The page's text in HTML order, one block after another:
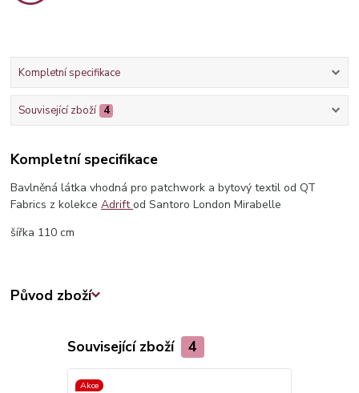
Kompletní specifikace
Související zboží 4
Kompletní specifikace
Bavlněná látka vhodná pro patchwork a bytový textil od QT
Fabrics z kolekceAdriftod Santoro London Mirabelle
šířka 110 cm
Původ zboží
Související zboží 4
Akce